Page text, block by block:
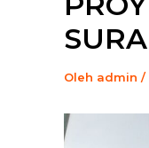
Oleh admin /